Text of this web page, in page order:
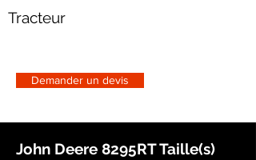
Tracteur
Demander un devis
John Deere 8295RT Taille(s)